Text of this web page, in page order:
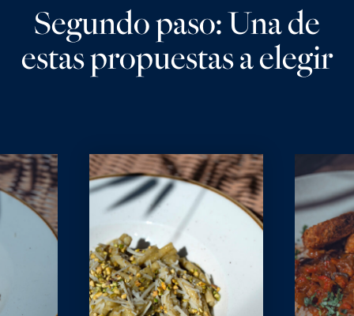
Segundo paso: Una de
estas propuestas a elegir